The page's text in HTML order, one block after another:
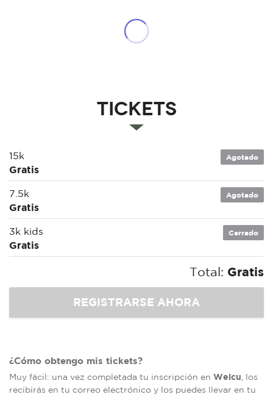
Tickets
15k
Gratis
Agotado
7.5k
Gratis
Agotado
3k kids
Gratis
Cerrado
Total: Gratis
¿Cómo obtengo mis tickets?
Muy fácil: una vez completada tu inscripción en Welcu , los
recibirás en tu correo electrónico y los puedes llevar en tu